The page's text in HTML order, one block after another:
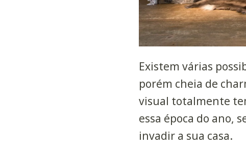
Existem várias
porém cheia de
visual totalmente
essa época do ano,
invadir a sua casa.